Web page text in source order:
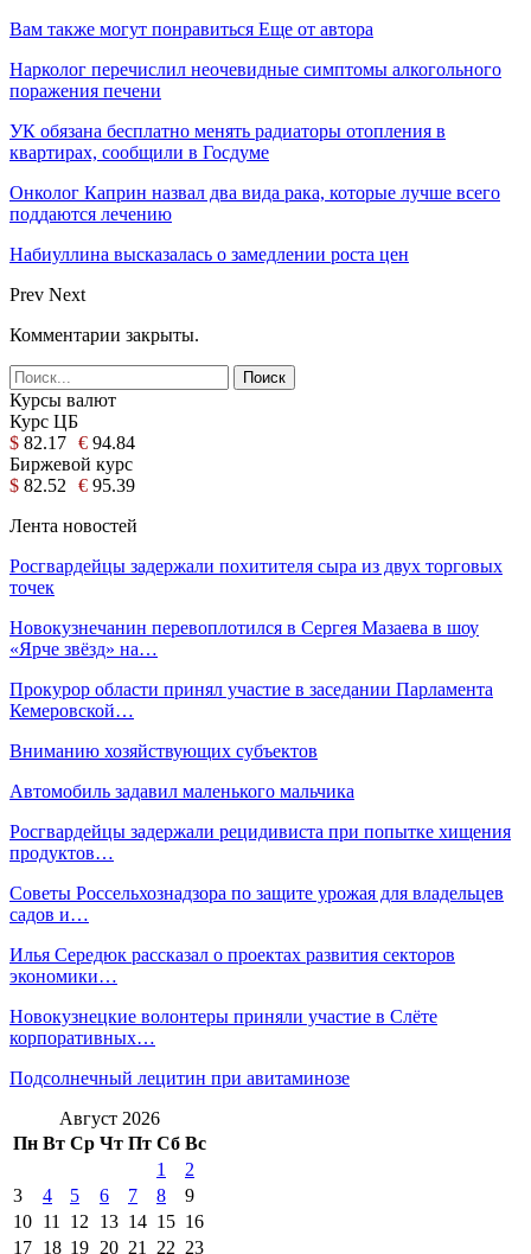
Вам также могут понравиться Еще от автора
Нарколог перечислил неочевидные симптомы алкогольного
поражения печени
УК обязана бесплатно менять радиаторы отопления в
квартирах, сообщили в Госдуме
Онколог Каприн назвал два вида рака, которые лучше всего
поддаются лечению
Набиуллина высказалась о замедлении роста цен
Prev Next
Комментарии закрыты.
Курсы валют
Курс ЦБ
$ 82.17 € 94.84
Биржевой курс
$ 82.52 € 95.39
Лента новостей
Росгвардейцы задержали похитителя сыра из двух торговых
точек
Новокузнечанин перевоплотился в Сергея Мазаева в шоу
«Ярче звёзд» на…
Прокурор области принял участие в заседании Парламента
Кемеровской…
Вниманию хозяйствующих субъектов
Автомобиль задавил маленького мальчика
Росгвардейцы задержали рецидивиста при попытке хищения
продуктов…
Советы Россельхознадзора по защите урожая для владельцев
садов и…
Илья Середюк рассказал о проектах развития секторов
экономики…
Новокузнецкие волонтеры приняли участие в Слёте
корпоративных…
Подсолнечный лецитин при авитаминозе
Август 2026
Пн Вт Ср Чт Пт Сб Вс
1
2
3
4 5 6 7 8
9
10 11 12 13 14 15 16
17 18 19 20 21 22 23